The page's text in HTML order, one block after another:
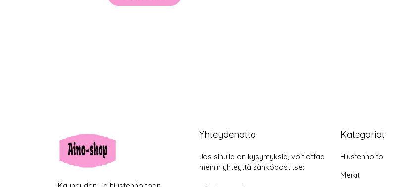
Yhteydenotto
Jos sinulla on kysymyksiä, voit ottaa
meihin yhteyttä sähköpostitse:
Kategoriat
Hiustenhoito
Meikit